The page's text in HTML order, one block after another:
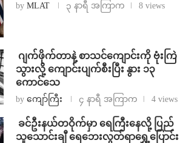
by MLAT ၃ နာရီ အကြာက 8 views
⁨⁩ ⁨ဂျက်ဖိုက်တာနဲ့ စာသင်ကျောင်းကို ဗုံးကြဲ
သွားလို့ ကျောင်းပျက်စီးပြီး နွား ၁၃
ကောင်သေ
by ကျော်ကြီး ၄ နာရီ အကြာက 4 views
⁩ ⁨ခင်ဦးနယ်တဝိုက်မှာ ရေကြီးနေလို့ ပြည်
သူသောင်းချီ ရေဘေးလွတ်ရာရွှေ့ပြောင်း